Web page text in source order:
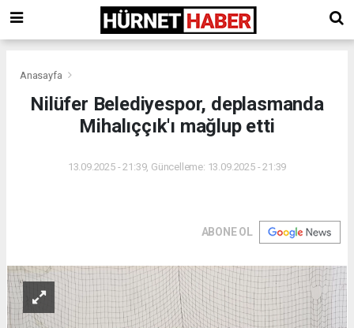
Anasayfa
Nilüfer Belediyespor, deplasmanda
Mihalıççık'ı mağlup etti
13.09.2025 - 21:39, Güncelleme: 13.09.2025 - 21:39
ABONE OL